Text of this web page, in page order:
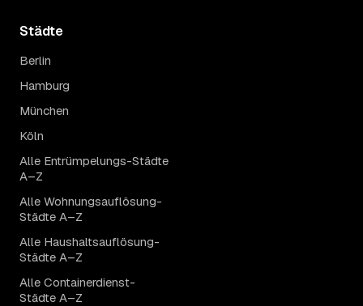
Städte
Berlin
Hamburg
München
Köln
Alle Entrümpelungs-Städte
A–Z
Alle Wohnungsauflösung-
Städte A–Z
Alle Haushaltsauflösung-
Städte A–Z
Alle Containerdienst-
Städte A–Z